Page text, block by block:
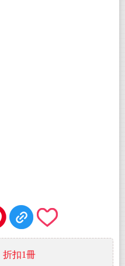
折扣1冊